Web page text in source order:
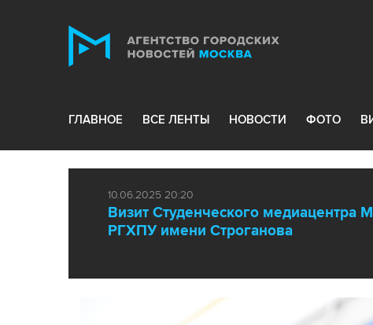
ГЛАВНОЕ ВСЕ ЛЕНТЫ НОВОСТИ ФОТО
10.06.2025 20:20
Визит Студенческого медиацентра
РГХПУ имени Строганова